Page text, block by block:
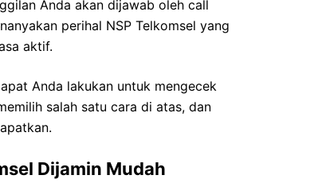
Anda akan dijawab oleh call
perihal NSP Telkomsel yang
aktif.
Anda lakukan untuk mengecek
salah satu cara di atas, dan
Dijamin Mudah